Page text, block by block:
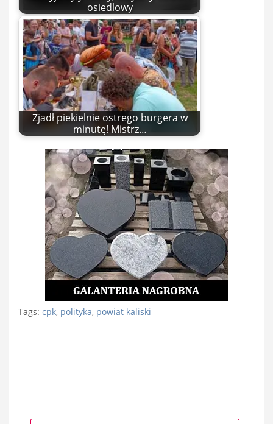
osiedlowy
Zjadł piekielnie ostrego burgera w
minutę! Mistrz…
Tags: cpk, polityka, powiat kaliski